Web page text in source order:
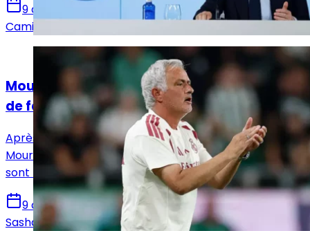
9 août 2026
Camille Santos
Actualités
Mourinho : « Le plus important, c’est aussi
de faire des erreurs »
Après la victoire 2-1 face au Ferencváros, José
Mourinho, Fede Valverde, Bernardo Silva et Mario Rivas
sont revenus sur la rencontre en zone mixte.
9 août 2026
Sasha Laquitaine